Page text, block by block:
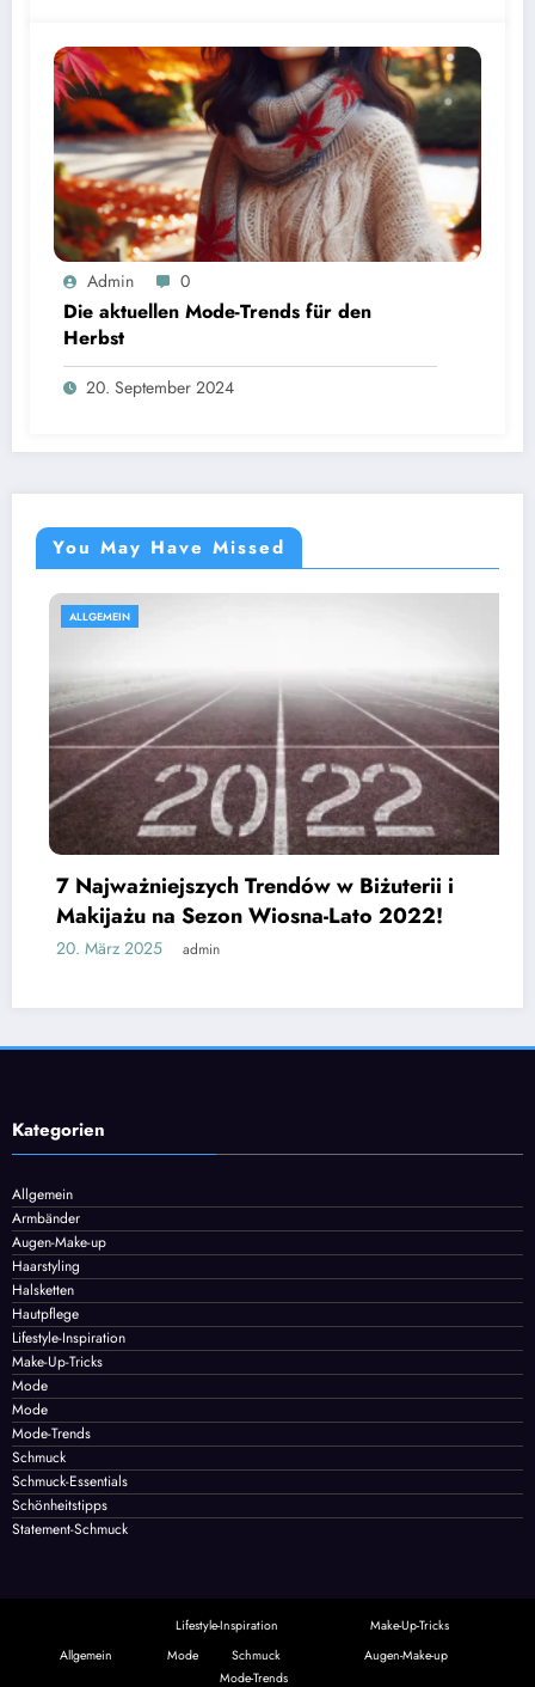
Admin 0
Die aktuellen Mode-Trends für den
Herbst
20. September 2024
You May Have Missed
Trendów w Biżuterii i
Sezon Wiosna-Lato 2022!
25. Februar 2025
Kategorien
Allgemein
Armbänder
Augen-Make-up
Haarstyling
Halsketten
Hautpflege
Lifestyle-Inspiration
Make-Up-Tricks
Mode
Mode
Schmuck-Essentials